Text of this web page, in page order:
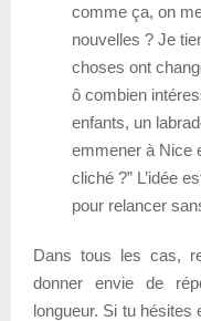
comme ça, on
nouvelles ? Je
choses ont
ô combien
enfants, un
emmener à Nice
cliché ?” L’idée
pour relancer
Dans tous les cas,
donner envie de
longueur. Si tu hésites